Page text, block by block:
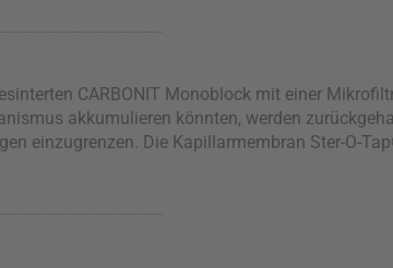
CARBONIT Monoblock mit einer
akkumulieren könnten, werden
einzugrenzen. Die Kapillarmembran Ster-O-